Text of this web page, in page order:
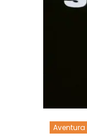
Aventura